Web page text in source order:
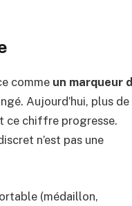
comme un marqueur
Aujourd’hui, plus de
ce chiffre progresse.
n’est pas une
(médaillon,